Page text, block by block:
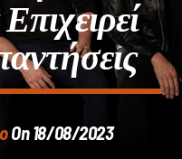
On 18/08/2023